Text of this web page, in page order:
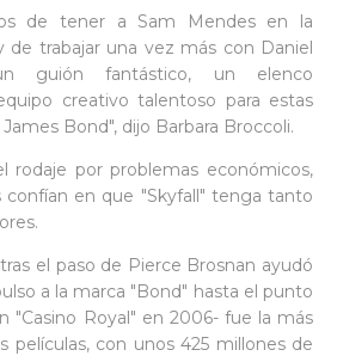
de tener a Sam Mendes en la
de trabajar una vez más con Daniel
guión fantástico, un elenco
creativo talentoso para estas
Bond", dijo Barbara Broccoli.
rodaje por problemas económicos,
confían en que "Skyfall" tenga tanto
el paso de Pierce Brosnan ayudó
a la marca "Bond" hasta el punto
"Casino Royal" en 2006- fue la más
películas, con unos 425 millones de